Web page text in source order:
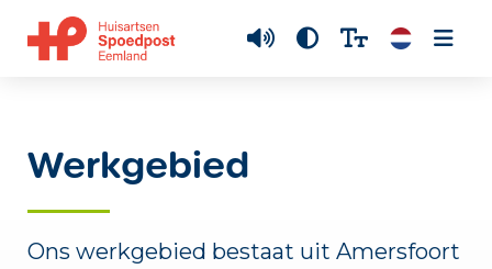
Werkgebied
Ons werkgebied bestaat uit Amersfoort